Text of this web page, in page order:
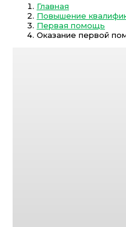
Главная
Повышение
Первая помощь
Оказание первой